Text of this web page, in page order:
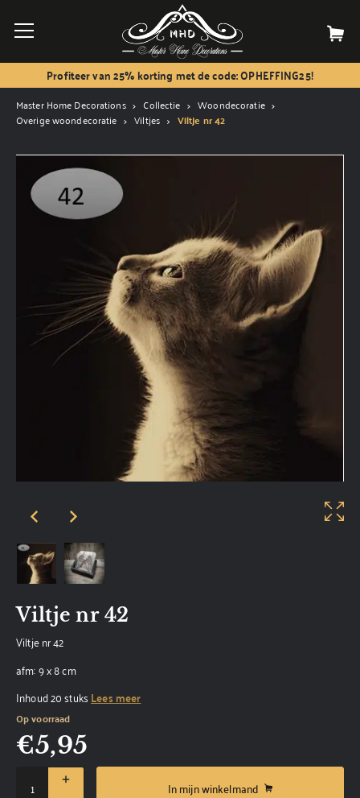
Profiteer van 25% korting met de code: OPHEFFING25!
Master Home Decorations Collectie
Woondecoratie
Overige woondecoratie
Viltjes Viltje nr 42
Viltje nr 42
Viltje nr 42
afm: 9 x 8 cm
Inhoud 20 stuks Lees meer
Op voorraad
€5,95
In mijn winkelmand